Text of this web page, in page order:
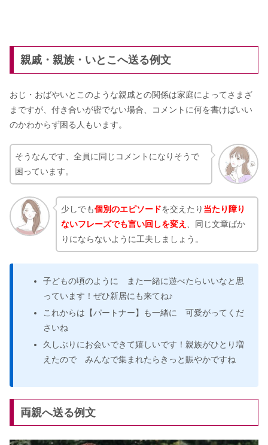
親戚・親族・いとこへ送る例文
おじ・おばやいとこのような親戚との関係は家庭によってさまざ
まですが、付き合いが密でない場合、コメントに何を書けばいい
のかわからず困る人もいます。
そうなんです、全員に同じコメントになりそうで
困っています。
少しでも個別のエピソードを交えたり 当たり障り
ないフレーズでも言い回しを変え
、同じ文章ばか
りにならないように工夫しましょう。
子どもの頃のように また一緒に遊べたらいいなと思
っています！ぜひ新居にも来てね♪
これからは【パートナー】も一緒に 可愛がってくだ
さいね
久しぶりにお会いできて嬉しいです！親族がひとり増
えたので みんなで集まれたらきっと賑やかですね
両親へ送る例文